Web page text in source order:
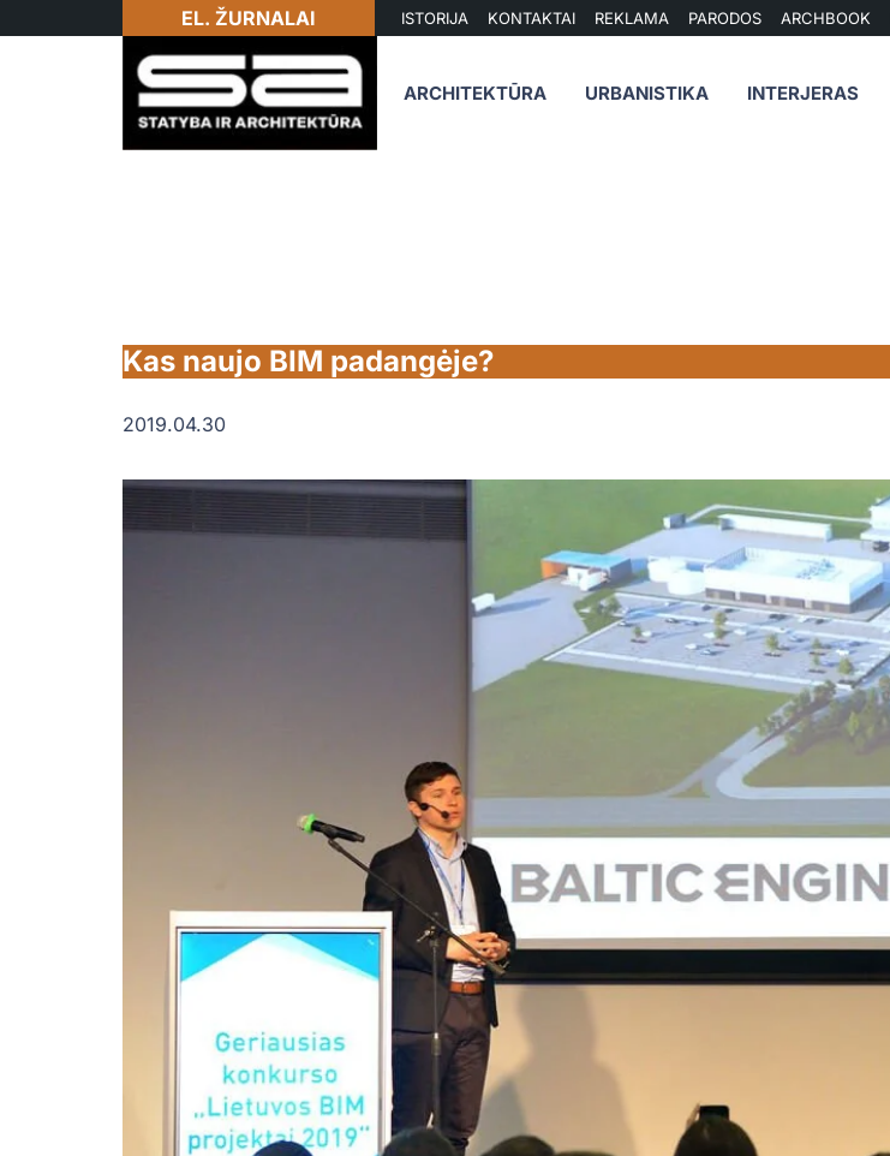
EL. ŽURNALAI ISTORIJA KONTAKTAI REKLAMA PARODOS ARCHBOOK
ARCHITEKTŪRA URBANISTIKA INTERJERAS
Kas naujo BIM padangėje?
2019.04.30